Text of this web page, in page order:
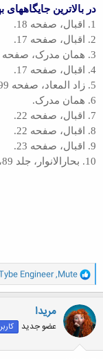
در بالاترین
1. اقبال، صفحه 18.
2. اقبال، صفحه 17.
3. همان مدرک، صفحه 18.
4. اقبال، صفحه 17.
5. زاد المعاد، صفحه 99.
6. همان مدرک.
7. اقبال، صفحه 22.
8. اقبال، صفحه 22.
9. اقبال، صفحه 23.
10. بحارالانوار، جلد 89، صفحه 206، حدیث 2.
و
ا
ک
ن
ش
ه
ا
Mute
,
Engineer
مریدا
عضو جدید